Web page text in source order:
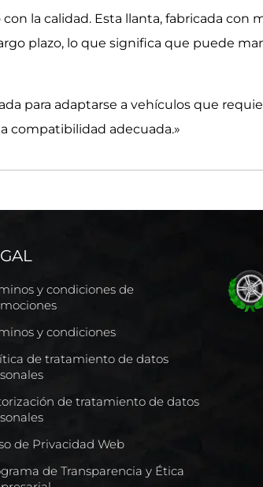
la calidad. Esta llanta, fabricada con
plazo, lo que significa que puede
para adaptarse a vehículos que
compatibilidad adecuada.»
y condiciones de
y condiciones
de tratamiento de datos
de tratamiento de datos
de Privacidad Web
de Transparencia y Ética